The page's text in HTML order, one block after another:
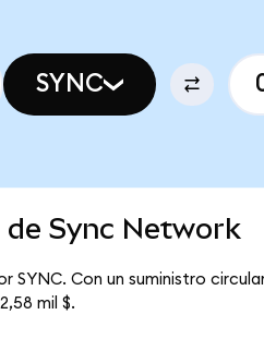
SYNC
Sync Network
Con un suministro
mil $.